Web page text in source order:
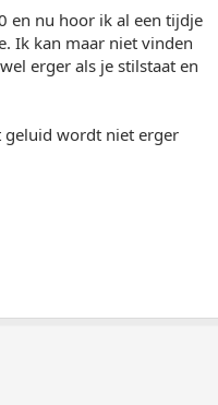
en nu hoor ik al een tijdje
Ik kan maar niet vinden
erger als je stilstaat en
geluid wordt niet erger